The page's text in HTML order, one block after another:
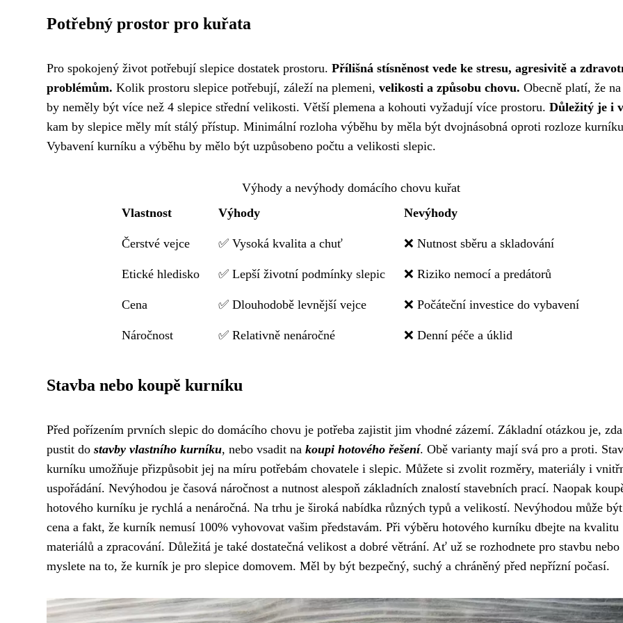
Potřebný prostor pro kuřata
Pro spokojený život potřebují slepice dostatek prostoru. Přílišná stísněnost vede ke stresu, agresivitě a
problémům. Kolik prostoru slepice potřebují, záleží na plemeni, velikosti a způsobu chovu. Obecně platí, že na
by neměly být více než 4 slepice střední velikosti. Větší plemena a kohouti vyžadují více prostoru. Důležitý je i
kam by slepice měly mít stálý přístup. Minimální rozloha výběhu by měla být dvojnásobná oproti rozloze
Vybavení kurníku a výběhu by mělo být uzpůsobeno počtu a velikosti slepic.
Výhody a nevýhody domácího chovu kuřat
Vlastnost
Výhody Nevýhody
Čerstvé vejce ✅ Vysoká kvalita a chuť ❌ Nutnost sběru a skladování
Etické hledisko ✅ Lepší životní podmínky slepic ❌ Riziko nemocí a predátorů
Cena ✅ Dlouhodobě levnější vejce ❌ Počáteční investice do vybavení
Náročnost ✅ Relativně nenáročné ❌ Denní péče a úklid
Stavba nebo koupě kurníku
Před pořízením prvních slepic do domácího chovu je potřeba zajistit jim vhodné zázemí. Základní otázkou je,
pustit do stavby vlastního kurníku, nebo vsadit na koupi hotového řešení. Obě varianty mají svá pro a proti.
kurníku umožňuje přizpůsobit jej na míru potřebám chovatele i slepic. Můžete si zvolit rozměry, materiály i
uspořádání. Nevýhodou je časová náročnost a nutnost alespoň základních znalostí stavebních prací. Naopak
hotového kurníku je rychlá a nenáročná. Na trhu je široká nabídka různých typů a velikostí. Nevýhodou může
cena a fakt, že kurník nemusí 100% vyhovovat vašim představám. Při výběru hotového kurníku dbejte na kvalitu
materiálů a zpracování. Důležitá je také dostatečná velikost a dobré větrání. Ať už se rozhodnete pro stavbu
myslete na to, že kurník je pro slepice domovem. Měl by být bezpečný, suchý a chráněný před nepřízní počasí.